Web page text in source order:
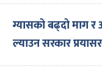
ग्यासको बढ्दो माग
ल्याउन सरकार